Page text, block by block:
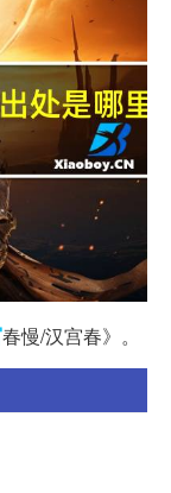
春慢/汉宫春》。